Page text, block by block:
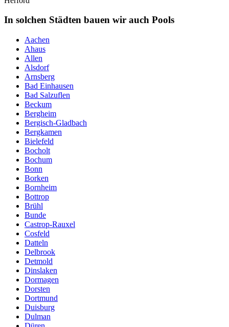
In solchen Städten bauen wir auch Pools
Aachen
Ahaus
Allen
Alsdorf
Arnsberg
Bad Einhausen
Bad Salzuflen
Beckum
Bergheim
Bergisch-Gladbach
Bergkamen
Bielefeld
Bocholt
Bochum
Bonn
Borken
Bornheim
Bottrop
Brühl
Bunde
Castrop-Rauxel
Cosfeld
Datteln
Delbrook
Detmold
Dinslaken
Dormagen
Dorsten
Dortmund
Duisburg
Dulman